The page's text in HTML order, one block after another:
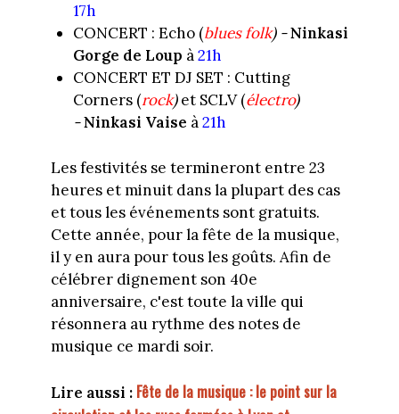
17h
CONCERT : Echo (blues folk) -Ninkasi
Gorge de Loup à21h
CONCERT ET DJ SET : Cutting
Corners (rock)et SCLV (électro)
-Ninkasi Vaise à21h
Les festivités se termineront entre 23
heures et minuit dans la plupart des cas
et tous les événements sont gratuits.
Cette année, pour la fête de la musique,
il y en aura pour tous les goûts. Afin de
célébrer dignement son 40e
anniversaire, c'est toute la ville qui
résonnera au rythme des notes de
musique ce mardi soir.
Lire aussi : Fête de la musique : le point sur la